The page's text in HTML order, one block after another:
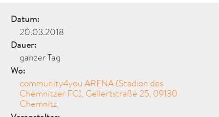
Datum:
20.03.2018
Dauer:
ganzer Tag
Wo:
community4you ARENA (Stadion des
Chemnitzer FC), Gellertstraße 25, 09130
Chemnitz